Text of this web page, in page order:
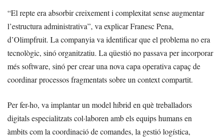
“El repte era absorbir creixement i complexitat sense augmentar
l’estructura administrativa”, va explicar Franesc Pena,
d’Olimpfruit. La companyia va identificar que el problema no era
tecnològic, sinó organitzatiu. La qüestió no passava per incorporar
més software, sinó per crear una nova capa operativa capaç de
coordinar processos fragmentats sobre un context compartit.
Per fer-ho, va implantar un model híbrid en què treballadors
digitals especialitzats col·laboren amb els equips humans en
àmbits com la coordinació de comandes, la gestió logística,